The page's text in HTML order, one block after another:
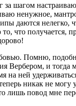
за шагом
ненужное,
даются нелегко,
то, что получается,
Помню,
Вербером, и тогда
на ней
никак не могу
лишь повод мне